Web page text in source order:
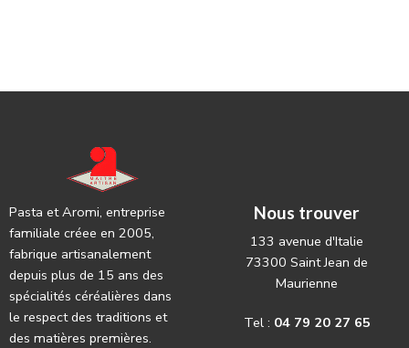
Pasta et Aromi, entreprise
familiale créee en 2005,
fabrique artisanalement
depuis plus de 15 ans des
spécialités céréalières dans
le respect des traditions et
des matières premières.
Nous trouver
133 avenue d'Italie
73300 Saint Jean de
Maurienne
Tel : 04 79 20 27 65